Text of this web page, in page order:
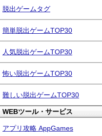
脱出ゲームタグ
簡単脱出ゲームTOP30
人気脱出ゲームTOP30
怖い脱出ゲームTOP30
難しい脱出ゲームTOP30
WEBツール・サービス
アプリ攻略 AppGames